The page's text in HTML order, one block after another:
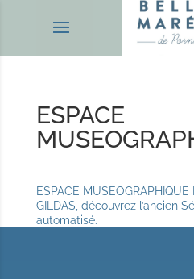
ESPACE
ESPACE
GILDAS, découvrez l’ancien
automatisé.